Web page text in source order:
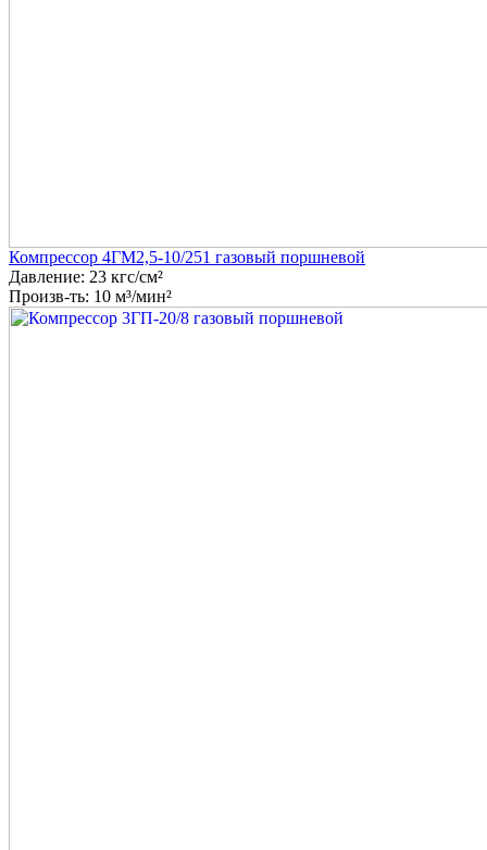
Компрессор 4ГМ2,5-10/251 газовый поршневой
Давление: 23 кгс/см²
Произв-ть: 10 м³/мин²